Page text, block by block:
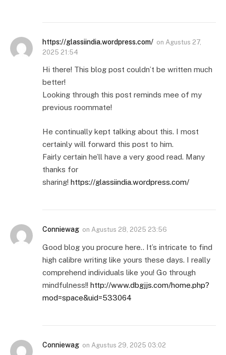
https://glassiindia.wordpress.com/ on Agustus 27,
2025 21:54
Hi there! This blog post couldn’t be written much
better!
Looking through this post reminds mee of my
previous roommate!
He continually kept talking about this. I most
certainly will forward this post to him.
Fairly certain he’ll have a very good read. Many
thanks for
sharing! https://glassiindia.wordpress.com/
Conniewag on Agustus 28, 2025 23:56
Good blog you procure here.. It’s intricate to find
high calibre writing like yours these days. I really
comprehend individuals like you! Go through
mindfulness!! http://www.dbgjjs.com/home.php?
mod=space&uid=533064
Conniewag on Agustus 29, 2025 03:02